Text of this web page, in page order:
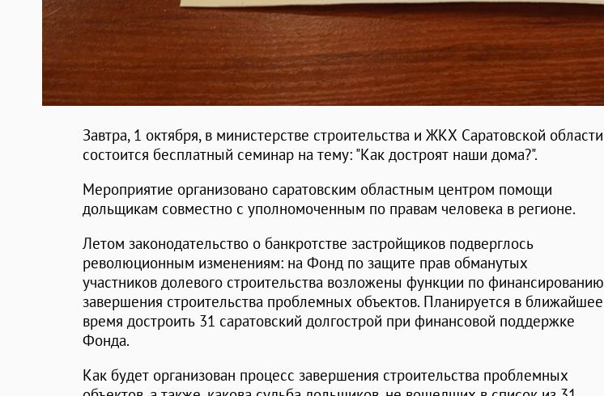
Завтра, 1 октября, в министерстве строительства и ЖКХ Саратовской области
состоится бесплатный семинар на тему: "Как достроят наши дома?".
Мероприятие организовано саратовским областным центром помощи
дольщикам совместно с уполномоченным по правам человека в регионе.
Летом законодательство о банкротстве застройщиков подверглось
революционным изменениям: на Фонд по защите прав обманутых
участников долевого строительства возложены функции по финансированию
завершения строительства проблемных объектов. Планируется в ближайшее
время достроить 31 саратовский долгострой при финансовой поддержке
Фонда.
Как будет организован процесс завершения строительства проблемных